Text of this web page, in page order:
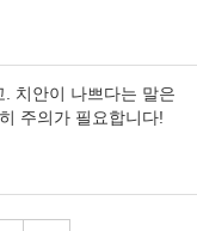
치안이 나쁘다는 말은
주의가 필요합니다!